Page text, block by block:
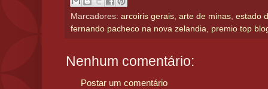
Marcadores: arcoiris gerais, arte de minas, estado
fernando pacheco na nova zelandia, premio top
Nenhum comentário:
Postar um comentário